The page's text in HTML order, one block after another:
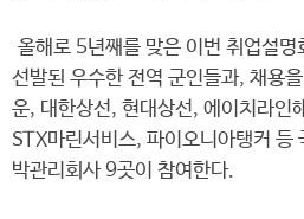
올해로 5년째를 맞은 이번 취업설명
선발된 우수한 전역 군인들과, 채용
운, 대한상선, 현대상선, 에이치라인
STX마린서비스, 파이오니아탱커 등
박관리회사 9곳이 참여한다.